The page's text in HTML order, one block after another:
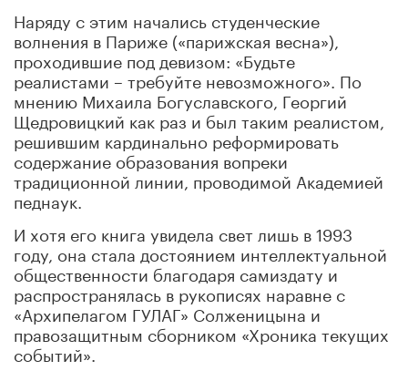
Наряду с этим начались студенческие
волнения в Париже («парижская весна»),
проходившие под девизом: «Будьте
реалистами – требуйте невозможного». По
мнению Михаила Богуславского, Георгий
Щедровицкий как раз и был таким реалистом,
решившим кардинально реформировать
содержание образования вопреки
традиционной линии, проводимой Академией
педнаук.
И хотя его книга увидела свет лишь в 1993
году, она стала достоянием интеллектуальной
общественности благодаря самиздату и
распространялась в рукописях наравне с
«Архипелагом ГУЛАГ» Солженицына и
правозащитным сборником «Хроника текущих
событий».